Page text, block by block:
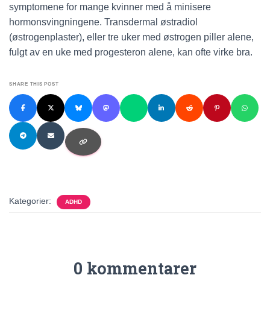
symptomene for mange kvinner med å minisere
hormonsvingningene. Transdermal østradiol
(østrogenplaster), eller tre uker med østrogen piller alene,
fulgt av en uke med progesteron alene, kan ofte virke bra.
SHARE THIS POST
Kategorier: ADHD
0 kommentarer